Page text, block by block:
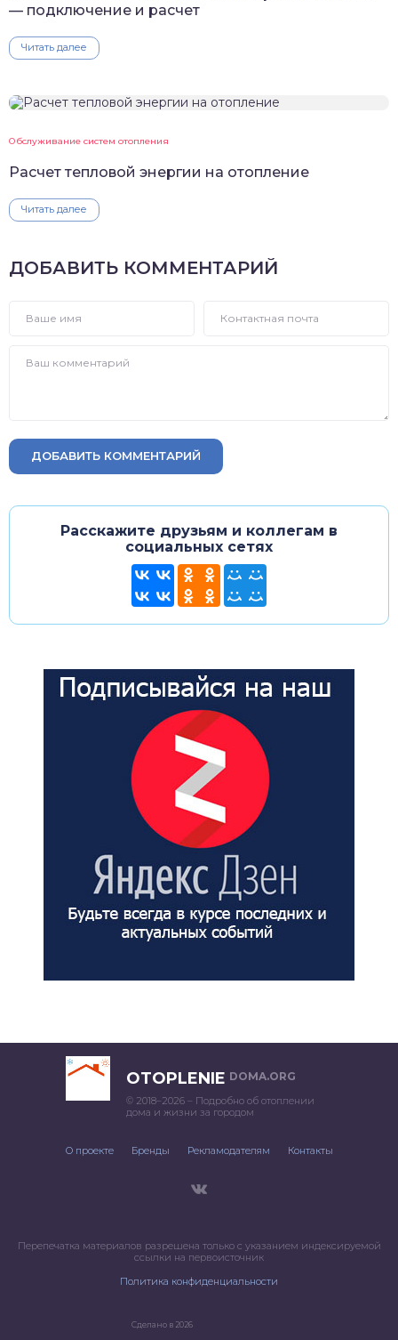
— подключение и расчет
Читать далее
Обслуживание систем отопления
Расчет тепловой энергии на отопление
Читать далее
ДОБАВИТЬ КОММЕНТАРИЙ
ДОБАВИТЬ КОММЕНТАРИЙ
Расскажите друзьям и коллегам в
социальных сетях
OTOPLENIE DOMA.ORG
© 2018–2026 – Подробно об отоплении
дома и жизни за городом
О проекте Бренды Рекламодателям Контакты
Перепечатка материалов разрешена только с указанием индексируемой
ссылки на первоисточник
Политика конфиденциальности
Сделано в 2026